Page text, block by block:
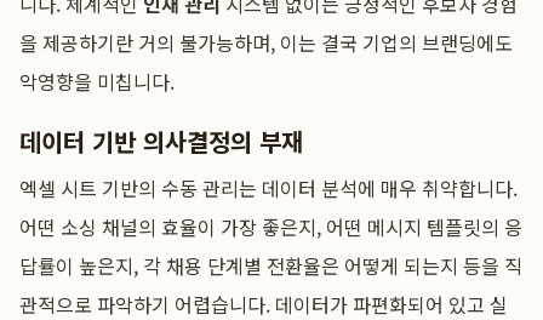
을 제공하기란 거의 불가능하며, 이는 결국 기업의 브랜딩에도
악영향을 미칩니다.
데이터 기반 의사결정의 부재
엑셀 시트 기반의 수동 관리는 데이터 분석에 매우 취약합니다.
어떤 소싱 채널의 효율이 가장 좋은지, 어떤 메시지 템플릿의 응
답률이 높은지, 각 채용 단계별 전환율은 어떻게 되는지 등을 직
관적으로 파악하기 어렵습니다. 데이터가 파편화되어 있고 실